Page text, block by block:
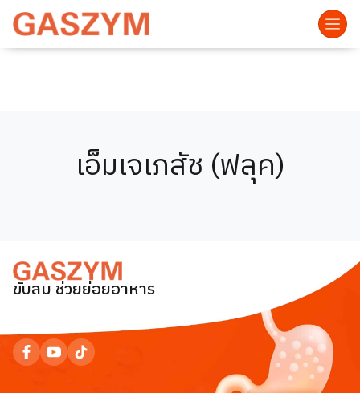
เอ็มเจเภสัช (ฟลุค)
ขับลม ช่วยย่อยอาหาร